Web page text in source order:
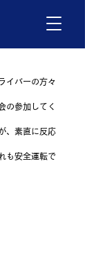
イバーの方々
の参加してく
、素直に反応
も安全運転で